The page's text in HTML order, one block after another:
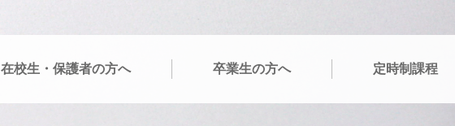
在校生・保護者の方へ 卒業生の方へ 定時制課程